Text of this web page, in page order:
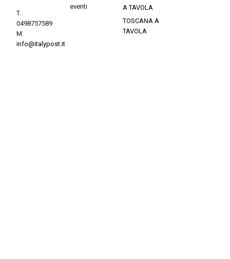
T.
0498757589
M.
info@italypost.it
eventi
A TAVOLA
TOSCANA A
TAVOLA